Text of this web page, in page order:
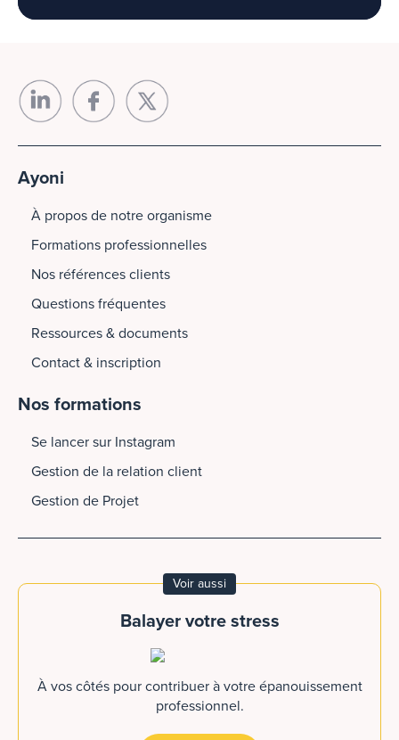
Ayoni
À propos de notre organisme
Formations professionnelles
Nos références clients
Questions fréquentes
Ressources & documents
Contact & inscription
Nos formations
Se lancer sur Instagram
Gestion de la relation client
Gestion de Projet
Voir aussi
Balayer votre stress
À vos côtés pour contribuer à votre épanouissement
professionnel.